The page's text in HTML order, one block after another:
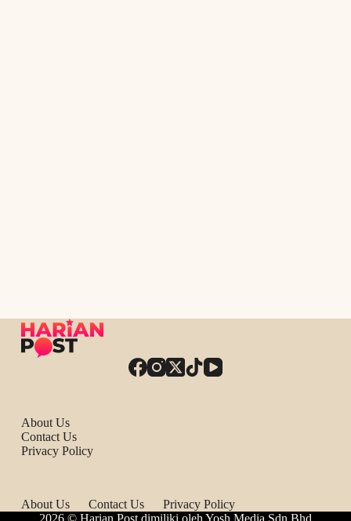
About Us
Contact Us
Privacy Policy
About Us Contact Us
Privacy Policy
2026 © Harian Post dimiliki oleh Yosh Media Sdn Bhd